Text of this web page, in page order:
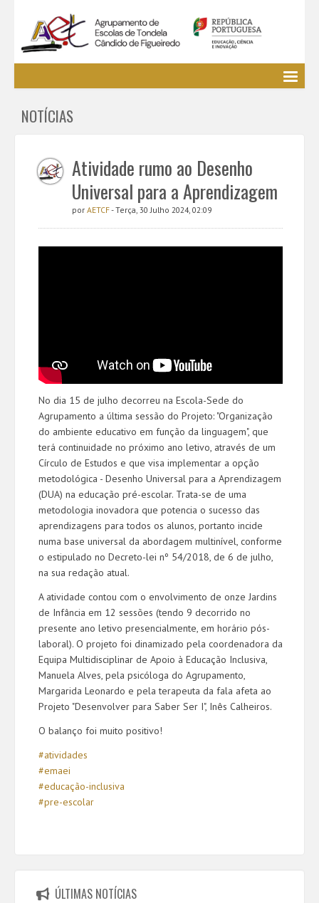
EE / Alunos
Cursos Profissionais
Bibliotecas
Media AETCF
Legislação
Utilizador não identificado. (Entrar)
NOTÍCIAS
Atividade rumo ao Desenho
Universal para a Aprendizagem
por AETCF- Terça, 30 Julho 2024, 02:09
No dia 15 de julho decorreu na Escola-Sede do
Agrupamento a última sessão do Projeto: "Organização
do ambiente educativo em função da linguagem", que
terá continuidade no próximo ano letivo, através de um
Círculo de Estudos e que visa implementar a opção
metodológica - Desenho Universal para a Aprendizagem
(DUA) na educação pré-escolar. Trata-se de uma
metodologia inovadora que potencia o sucesso das
aprendizagens para todos os alunos, portanto incide
numa base universal da abordagem multinível, conforme
o estipulado no Decreto-lei nº 54/2018, de 6 de julho,
na sua redação atual.
A atividade contou com o envolvimento de onze Jardins
de Infância em 12 sessões (tendo 9 decorrido no
presente ano letivo presencialmente, em horário pós-
laboral). O projeto foi dinamizado pela coordenadora da
Equipa Multidisciplinar de Apoio à Educação Inclusiva,
Manuela Alves, pela psicóloga do Agrupamento,
Margarida Leonardo e pela terapeuta da fala afeta ao
Projeto "Desenvolver para Saber Ser I", Inês Calheiros.
O balanço foi muito positivo!
#atividades
#emaei
#educação-inclusiva
#pre-escolar
ÚLTIMAS NOTÍCIAS